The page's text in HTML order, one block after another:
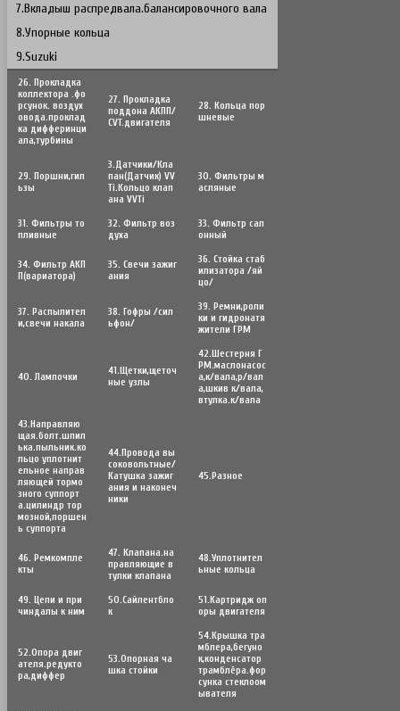
7.Вкладыш распредвала.балансировочного вала
8.Упорные кольца
9.Suzuki
26. Прокладка
коллектора .фо
рсунок. воздух
овода.проклад
ка дифферинци
ала,турбины
27. Прокладка
поддона АКПП/
CVT.двигателя
28. Кольца пор
шневые
29. Поршни,гил
ьзы
3.Датчики/Кла
пан(Датчик) VV
Ti.Кольцо клап
ана VVTi
30. Фильтры м
асляные
31. Фильтры то
пливные
32. Фильтр воз
духа
33. Фильтр сал
онный
34. Фильтр АКП
П(вариатора)
35. Свечи зажиг
ания
36. Стойка стаб
илизатора /яй
цо/
37. Распылител
и,свечи накала
38. Гофры /сил
ьфон/
39. Ремни,роли
ки и гидронатя
жители ГРМ
40. Лампочки
41.Щетки,щеточ
ные узлы
42.Шестерня Г
РМ.маслонасос
а,к/вала,р/вал
а,шкив к/вала,
втулка.к/вала
43.Направляю
щая.болт.шпил
ька.пыльник.ко
льцо уплотнит
ельное направ
ляющей тормо
зного суппорт
а.цилиндр тор
мозной,поршен
ь суппорта
44.Провода вы
соковольтные/
Катушка зажиг
ания и наконеч
ники
45.Разное
46. Ремкомпле
кты
47. Клапана.на
правляющие в
тулки клапана
48.Уплотнител
ьные кольца
49. Цепи и при
чиндалы к ним
50.Сайлентбло
к
51.Картридж оп
оры двигателя
52.Опора двиг
ателя.редукто
ра,диффер
53.Опорная ча
шка стойки
54.Крышка тра
мблера,бегуно
к,конденсатор
трамблёра.фор
сунка стеклоом
ывателя